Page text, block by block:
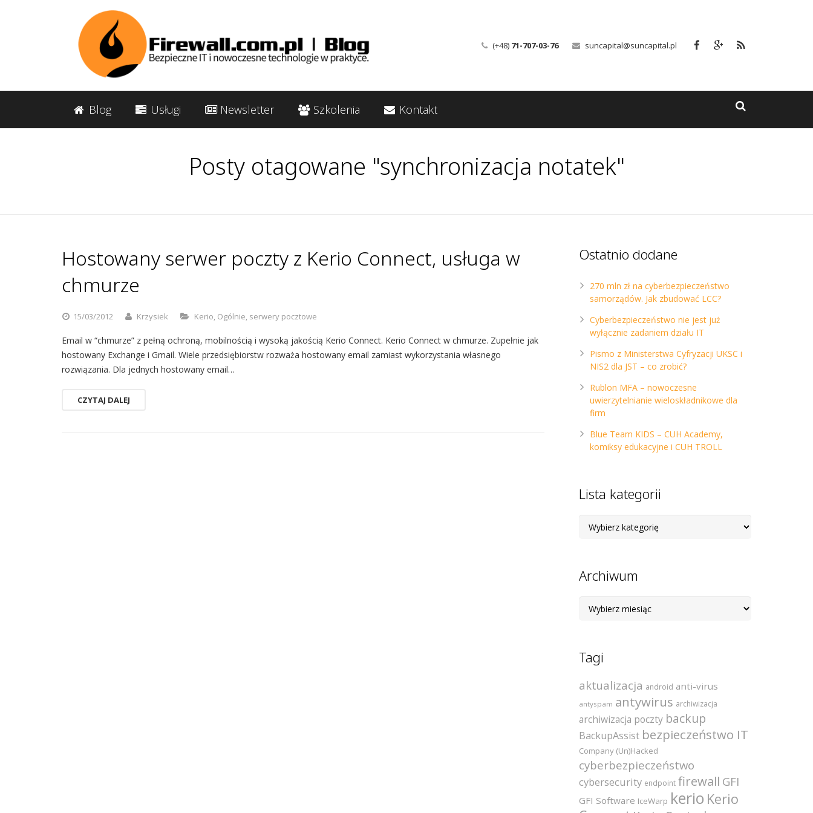
(+48) 71-707-03-76 suncapital@suncapital.pl
Blog Usługi Newsletter Szkolenia Kontakt
Posty otagowane "synchronizacja notatek"
Hostowany serwer poczty z Kerio Connect, usługa w
chmurze
15/03/2012 Krzysiek Kerio, Ogólnie, serwery pocztowe
Email w “chmurze” z pełną ochroną, mobilnością i wysoką jakością Kerio Connect. Kerio Connect w chmurze. Zupełnie jak
hostowany Exchange i Gmail. Wiele przedsiębiorstw rozważa hostowany email zamiast wykorzystania własnego
rozwiązania. Dla jednych hostowany email…
CZYTAJ DALEJ
Ostatnio dodane
270 mln zł na cyberbezpieczeństwo
samorządów. Jak zbudować LCC?
Cyberbezpieczeństwo nie jest już
wyłącznie zadaniem działu IT
Pismo z Ministerstwa Cyfryzacji UKSC i
NIS2 dla JST – co zrobić?
Rublon MFA – nowoczesne
uwierzytelnianie wieloskładnikowe dla
firm
Blue Team KIDS – CUH Academy,
komiksy edukacyjne i CUH TROLL
Lista kategorii
kategorii
Archiwum
Archiwum
Tagi
aktualizacja android anti-virus
antyspam antywirus archiwizacja
archiwizacja poczty backup
BackupAssist bezpieczeństwo IT
Company (Un)Hacked
cyberbezpieczeństwo
cybersecurity endpoint firewall GFI
GFI Software IceWarp kerio Kerio